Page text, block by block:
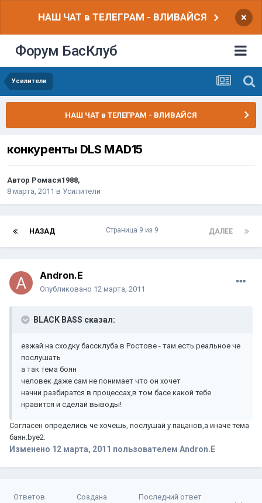
НАШ ЧАТ в ТЕЛЕГРАМ - ВЛИВАЙСЯ ×
Форум БасКлуб
Усилители
НАШ ЧАТ в ТЕЛЕГРАМ - ВЛИВАЙСЯ
конкуренты DLS MAD15
Автор Ромася1988,
8 марта, 2011 в Усилители
НАЗАД ДАЛЕЕ
Страница 9 из 9
Andron.E
Опубликовано 12 марта, 2011
BLACK BASS сказал:
езжай на сходку бассклуба в Ростове - там есть реальное че
послушать
а так тема боян
человек даже сам не понимает что он хочет
начни разбиратся в процессах,в том басе какой тебе
нравится и сделай выводы!
Согласен определись че хочешь, послушай у пацанов,а иначе тема
баян:bye2:
Изменено 12 марта, 2011 пользователем Andron.E
Ответов Создана Последний ответ